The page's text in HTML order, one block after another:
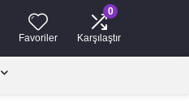
Favoriler
0
Karşılaştır